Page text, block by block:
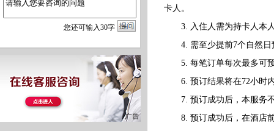
您还可输入30字
卡人。
3. 入住人需为持卡人本
4. 需至少提前7个自然日
5. 每笔订单每次最多可
6. 预订结果将在72小时内
7. 预订成功后，本服务不
8. 预订成功后，在酒店前